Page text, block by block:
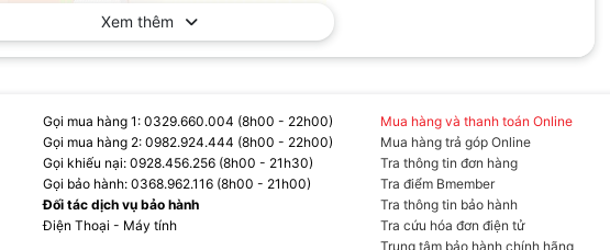
Xem thêm
Gọi mua hàng 1: 0329.660.004 (8h00 - 22h00)
Gọi mua hàng 2: 0982.924.444 (8h00 - 22h00)
Gọi khiếu nại: 0928.456.256 (8h00 - 21h30)
Gọi bảo hành: 0368.962.116 (8h00 - 21h00)
Đối tác dịch vụ bảo hành
Điện Thoại - Máy tính
Mua hàng và thanh toán Online
Mua hàng trả góp Online
Tra thông tin đơn hàng
Tra điểm Bmember
Tra thông tin bảo hành
Tra cứu hóa đơn điện tử
Trung tâm bảo hành chính hãng